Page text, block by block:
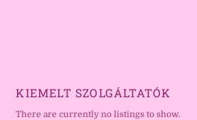
KIEMELT SZOLGÁLTATÓK
There are currently no listings to show.